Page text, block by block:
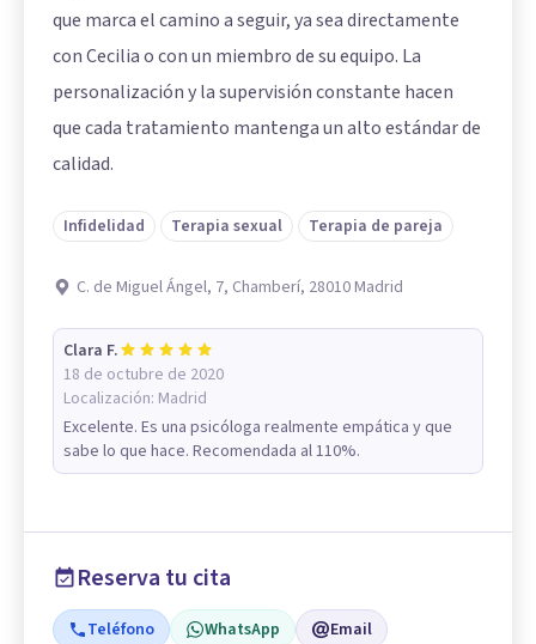
que marca el camino a seguir, ya sea directamente
con Cecilia o con un miembro de su equipo. La
personalización y la supervisión constante hacen
que cada tratamiento mantenga un alto estándar de
calidad.
Infidelidad Terapia sexual Terapia de pareja
C. de Miguel Ángel, 7, Chamberí, 28010 Madrid
Clara F.
18 de octubre de 2020
Localización: Madrid
Excelente. Es una psicóloga realmente empática y que
sabe lo que hace. Recomendada al 110%.
Reserva tu cita
Teléfono WhatsApp Email